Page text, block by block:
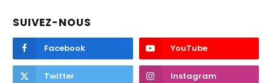
SUIVEZ-NOUS
Facebook YouTube
Twitter Instagram